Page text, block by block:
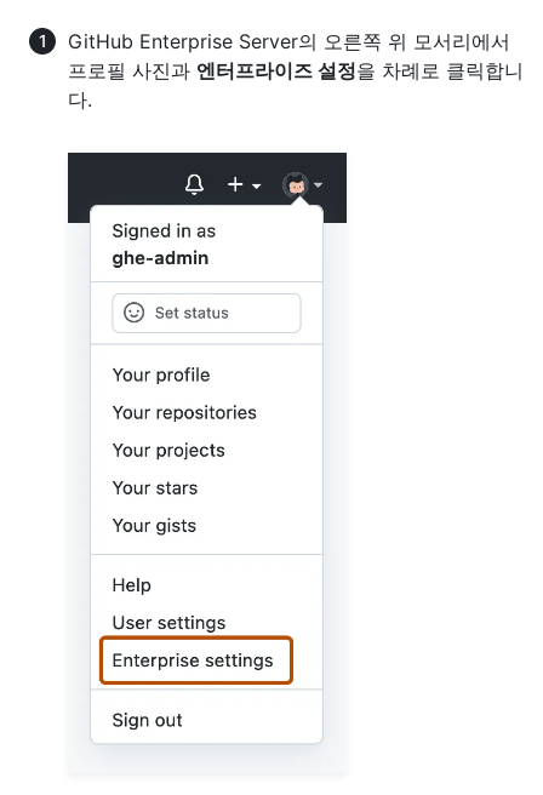
GitHub Enterprise Server의 오른쪽 위 모서리에서
프로필 사진과 엔터프라이즈 설정을 차례로 클릭합니
다.